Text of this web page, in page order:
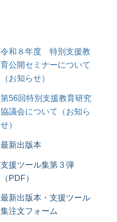
令和８年度 特別支援教
育公開セミナーについて
（お知らせ）
第56回特別支援教育研究
協議会について（お知ら
せ）
最新出版本
支援ツール集第３弾
（PDF）
最新出版本・支援ツール
集注文フォーム